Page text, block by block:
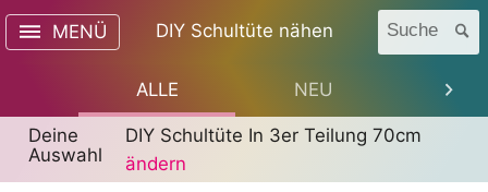
MENÜ DIY Schultüte nähen Suche
ALLE NEU
Deine
Auswahl
DIY Schultüte In 3er Teilung 70cm
ändern